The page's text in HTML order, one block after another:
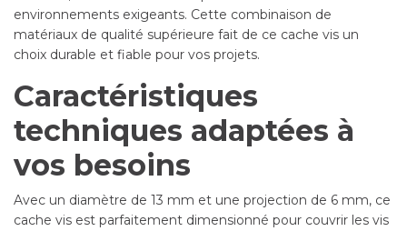
environnements exigeants. Cette combinaison de
matériaux de qualité supérieure fait de ce cache vis un
choix durable et fiable pour vos projets.
Caractéristiques
techniques adaptées à
vos besoins
Avec un diamètre de 13 mm et une projection de 6 mm, ce
cache vis est parfaitement dimensionné pour couvrir les vis